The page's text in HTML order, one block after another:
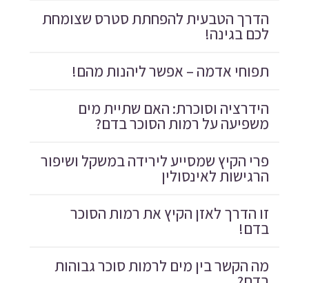
הדרך הטבעית להפחתת סטרס שצומחת
לכם בגינה!
תפוחי אדמה – אפשר ליהנות מהם!
הידרציה וסוכרת: האם שתיית מים
משפיעה על רמות הסוכר בדם?
פרי הקיץ שמסייע לירידה במשקל ושיפור
הרגישות לאינסולין
זו הדרך לאזן הקיץ את רמות הסוכר
בדם!
מה הקשר בין מים לרמות סוכר גבוהות